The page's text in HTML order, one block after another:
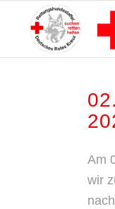
Am
wir